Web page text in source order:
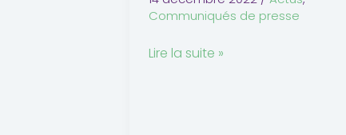
Communiqués de presse
Lire la suite »